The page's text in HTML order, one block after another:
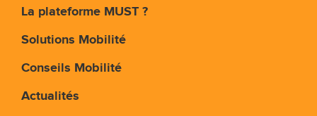
La plateforme MUST ?
Solutions Mobilité
Conseils Mobilité
Actualités